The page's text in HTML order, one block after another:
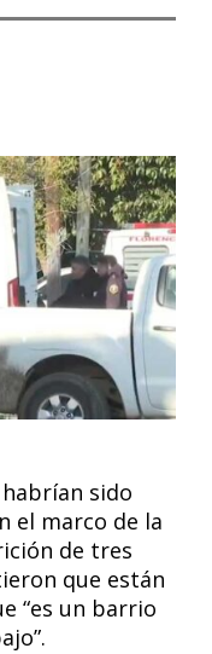
sido
el marco de la
de tres
que están
“es un barrio